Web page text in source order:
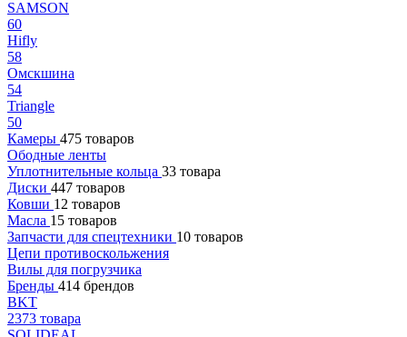
SAMSON
60
Hifly
58
Омскшина
54
Triangle
50
Камеры 475 товаров
Ободные ленты
Уплотнительные кольца 33 товара
Диски 447 товаров
Ковши 12 товаров
Масла 15 товаров
Запчасти для спецтехники 10 товаров
Цепи противоскольжения
Вилы для погрузчика
Бренды 414 брендов
BKT
2373 товара